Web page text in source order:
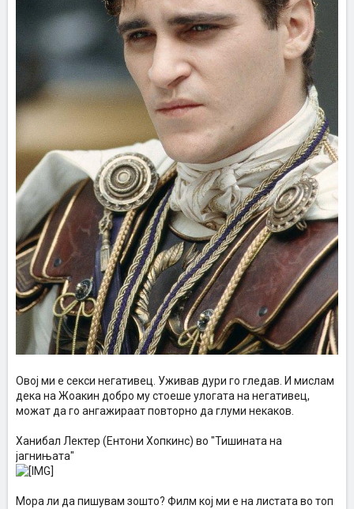
Овој ми е секси негативец. Уживав дури го гледав. И мислам
дека на Жоакин добро му стоеше улогата на негативец,
можат да го ангажираат повторно да глуми некаков.
Ханибал Лектер (Ентони Хопкинс) во "Тишината на
јагнињата"
Moра ли да пишувам зошто? Филм кој ми е на листата во топ